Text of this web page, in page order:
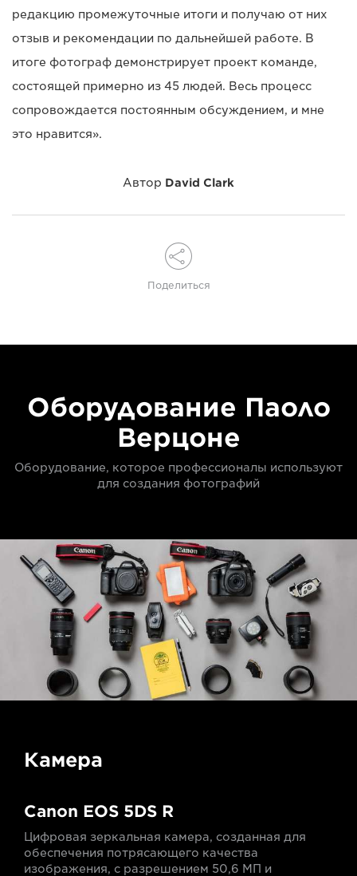
редакцию промежуточные итоги и получаю от них
отзыв и рекомендации по дальнейшей работе. В
итоге фотограф демонстрирует проект команде,
состоящей примерно из 45 людей. Весь процесс
сопровождается постоянным обсуждением, и мне
это нравится».
Автор David Clark
Поделиться
Оборудование Паоло
Верцоне
Оборудование, которое профессионалы используют
для создания фотографий
Камера
Canon EOS 5DS R
Цифровая зеркальная камера, созданная для
обеспечения потрясающего качества
изображения, с разрешением 50,6 МП и